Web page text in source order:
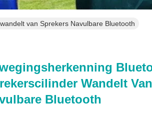
van Sprekers Navulbare Bluetooth
Wandelt
Bluetooth